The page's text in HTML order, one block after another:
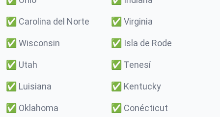
✅ Carolina del Norte ✅ Virginia
✅ Wisconsin ✅ Isla de Rode
✅ Utah ✅ Tenesí
✅ Luisiana ✅ Kentucky
✅ Oklahoma ✅ Conécticut